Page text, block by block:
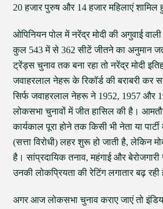
20 हजार पुरुष और 14 हजार महिलाएं शामिल
ओपिनियन पोल में नरेंद्र मोदी की अगुवाई
कुल 543 में से 362 सीटें जीतने का अनुमान
ट्रेंड्स चुनाव तक बना रहा तो नरेंद्र मोदी
जवाहरलाल नेहरू के रिकॉर्ड की बराबरी
सिर्फ जवाहरलाल नेहरू ने 1952, 1957 और
लोकसभा चुनावों में जीत हासिल की है।
कार्यकाल पूरा होने तक किसी भी नेता या
(सत्ता विरोधी) लहर शुरू हो जाती है, लेकिन
है। सांप्रदायिक तनाव, महंगाई और
उनकी लोकप्रियता की रेटिंग लगातार बढ़ रही
अगर आज लोकसभा चुनाव कराए जाएं तो